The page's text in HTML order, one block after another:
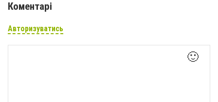
Коментарі
Авторизуватись
🙂